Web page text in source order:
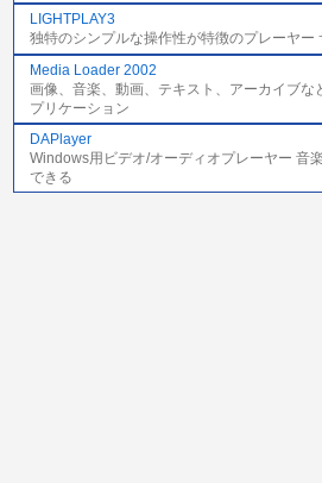
LIGHTPLAY3
独特のシンプルな操作性が特徴のプレーヤー
Media Loader 2002
画像、音楽、動画、テキスト、アーカイブな
プリケーション
DAPlayer
Windows用ビデオ/オーディオプレーヤー 音
できる